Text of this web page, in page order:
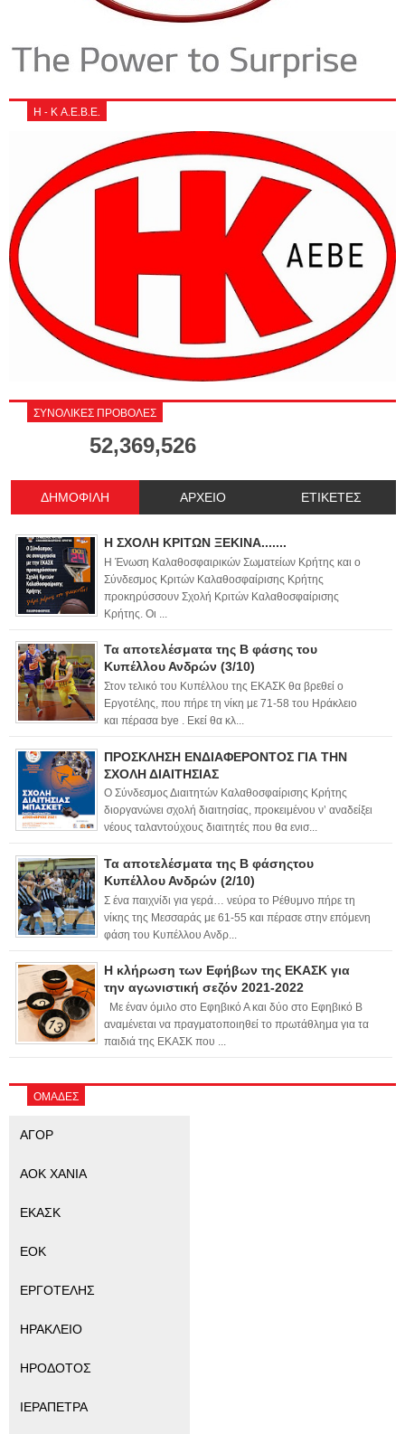
Η - Κ Α.Ε.Β.Ε.
ΣΥΝΟΛΙΚΕΣ ΠΡΟΒΟΛΕΣ
52,369,526
ΔΗΜΟΦΙΛΗ ΑΡΧΕΙΟ ΕΤΙΚΕΤΕΣ
Η ΣΧΟΛΗ ΚΡΙΤΩΝ ΞΕΚΙΝΑ.......
Η Ένωση Καλαθοσφαιρικών Σωματείων Κρήτης και ο
Σύνδεσμος Κριτών Καλαθοσφαίρισης Κρήτης
προκηρύσσουν Σχολή Κριτών Καλαθοσφαίρισης
Κρήτης. Οι ...
Τα αποτελέσματα της Β φάσης του
Κυπέλλου Ανδρών (3/10)
Στον τελικό του Κυπέλλου της ΕΚΑΣΚ θα βρεθεί ο
Εργοτέλης, που πήρε τη νίκη με 71-58 του Ηράκλειο
και πέρασα bye . Εκεί θα κλ...
ΠΡΟΣΚΛΗΣΗ ΕΝΔΙΑΦΕΡΟΝΤΟΣ ΓΙΑ ΤΗΝ
ΣΧΟΛΗ ΔΙΑΙΤΗΣΙΑΣ
Ο Σύνδεσμος Διαιτητών Καλαθοσφαίρισης Κρήτης
διοργανώνει σχολή διαιτησίας, προκειμένου ν’ αναδείξει
νέους ταλαντούχους διαιτητές που θα ενισ...
Τα αποτελέσματα της Β φάσηςτου
Κυπέλλου Ανδρών (2/10)
Σ ένα παιχνίδι για γερά… νεύρα το Ρέθυμνο πήρε τη
νίκης της Μεσσαράς με 61-55 και πέρασε στην επόμενη
φάση του Κυπέλλου Ανδρ...
Η κλήρωση των Εφήβων της ΕΚΑΣΚ για
την αγωνιστική σεζόν 2021-2022
Με έναν όμιλο στο Εφηβικό Α και δύο στο Εφηβικό Β
αναμένεται να πραγματοποιηθεί το πρωτάθλημα για τα
παιδιά της ΕΚΑΣΚ που ...
ΟΜΑΔΕΣ
ΑΓΟΡ
ΑΟΚ ΧΑΝΙΑ
ΕΚΑΣΚ
ΕΟΚ
ΕΡΓΟΤΕΛΗΣ
ΗΡΑΚΛΕΙΟ
ΗΡΟΔΟΤΟΣ
ΙΕΡΑΠΕΤΡΑ